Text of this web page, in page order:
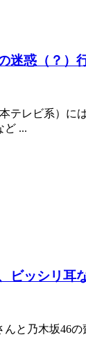
迷惑（？）
テレビ系）に
ど ...
ビッシリ耳
と乃木坂46